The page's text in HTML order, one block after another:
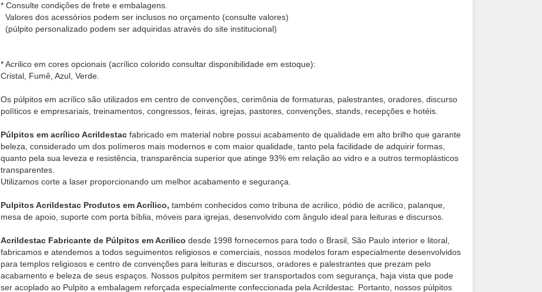
* Consulte condições de frete e embalagens.
Valores dos acessórios podem ser inclusos no orçamento (consulte valores)
(púlpito personalizado podem ser adquiridas através do site institucional)
* Acrilico em cores opcionais (acrílico colorido consultar disponibilidade em estoque):
Cristal, Fumê, Azul, Verde.
Os púlpitos em acrílico são utilizados em centro de convenções, cerimônia de formaturas, palestrantes, oradores, discurso
políticos e empresariais, treinamentos, congressos, feiras, igrejas, pastores, convenções, stands, recepções e hotéis.
Púlpitos em acrílico Acrildestac fabricado em material nobre possui acabamento de qualidade em alto brilho que garante
beleza, considerado um dos polímeros mais modernos e com maior qualidade, tanto pela facilidade de adquirir formas,
quanto pela sua leveza e resistência, transparência superior que atinge 93% em relação ao vidro e a outros termoplásticos
transparentes.
Utilizamos corte a laser proporcionando um melhor acabamento e segurança.
Pulpitos Acrildestac Produtos em Acrílico, também conhecidos como tribuna de acrilico, pódio de acrilico, palanque,
mesa de apoio, suporte com porta bíblia, móveis para igrejas, desenvolvido com ângulo ideal para leituras e discursos.
Acrildestac Fabricante de Púlpitos em Acrilico desde 1998 fornecemos para todo o Brasil, São Paulo interior e litoral,
fabricamos e atendemos a todos seguimentos religiosos e comerciais, nossos modelos foram especialmente desenvolvidos
para templos religiosos e centro de convenções para leituras e discursos, oradores e palestrantes que prezam pelo
acabamento e beleza de seus espaços. Nossos pulpitos permitem ser transportados com segurança, haja vista que pode
ser acoplado ao Pulpito a embalagem reforçada especialmente confeccionada pela Acrildestac. Portanto, nossos púlpitos